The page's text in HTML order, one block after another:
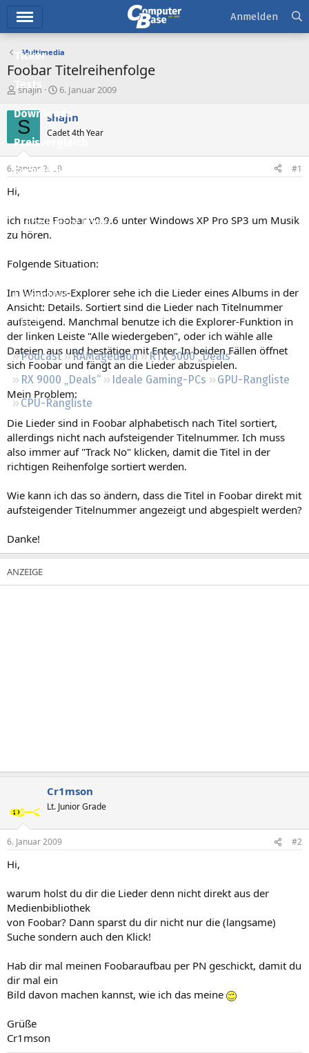
Ticker
Tests
Downloads
Preisvergleich
Forum
Aktuelles
Empfohlene Inhalte
Neueste Aktivitäten
Leserartikel
Regeln
Podcast RAMageddon
RTX 5000 „Deals“
RX 9000 „Deals“
Ideale Gaming-PCs
GPU-Rangliste
CPU-Rangliste
Anmelden
Multimedia
Foobar Titelreihenfolge
E
s
t
e
e
shajin
E
s
t
e
l
t
6. Januar 2009
S shajin
Cadet 4th Year
6. Januar 2009 #1
Hi,
ich nutze Foobar v0.9.6 unter Windows XP Pro SP3 um Musik
zu hören.
Folgende Situation:
Im Windows-Explorer sehe ich die Lieder eines Albums in der
Ansicht: Details. Sortiert sind die Lieder nach Titelnummer
aufsteigend. Manchmal benutze ich die Explorer-Funktion in
der linken Leiste "Alle wiedergeben", oder ich wähle alle
Dateien aus und bestätige mit Enter. In beiden Fällen öffnet
sich Foobar und fängt an die Lieder abzuspielen.
Mein Problem:
Die Lieder sind in Foobar alphabetisch nach Titel sortiert,
allerdings nicht nach aufsteigender Titelnummer. Ich muss
also immer auf "Track No" klicken, damit die Titel in der
richtigen Reihenfolge sortiert werden.
Wie kann ich das so ändern, dass die Titel in Foobar direkt mit
aufsteigender Titelnummer angezeigt und abgespielt werden?
Danke!
Cr1mson
Lt. Junior Grade
6. Januar 2009 #2
Hi,
warum holst du dir die Lieder denn nicht direkt aus der
Medienbibliothek
von Foobar? Dann sparst du dir nicht nur die (langsame)
Suche sondern auch den Klick!
Hab dir mal meinen Foobaraufbau per PN geschickt, damit du
dir mal ein
Bild davon machen kannst, wie ich das meine
Grüße
Cr1mson